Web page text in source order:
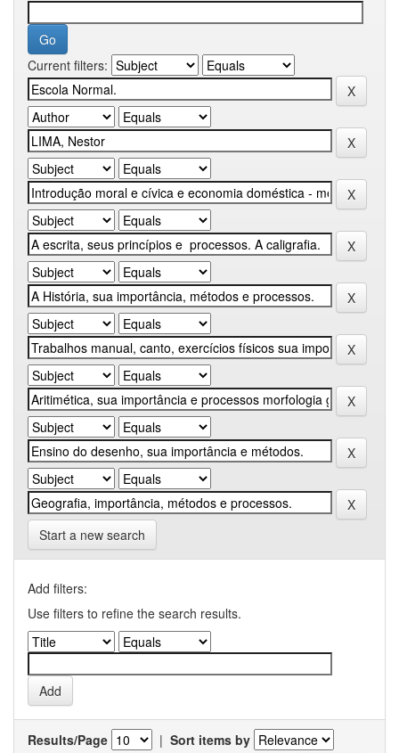
Current filters:
Start a new search
Add filters:
Use filters to refine the search results.
Results/Page | Sort items by